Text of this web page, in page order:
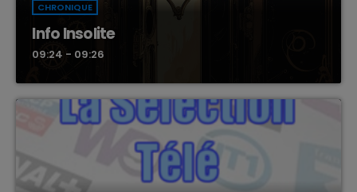
CHRONIQUE
Info Insolite
09:24 - 09:26